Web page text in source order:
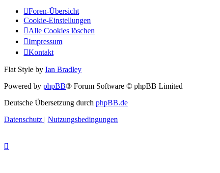
Foren-Übersicht
Cookie-Einstellungen
Alle Cookies löschen
Impressum
Kontakt
Flat Style by Ian Bradley
Powered by phpBB® Forum Software © phpBB Limited
Deutsche Übersetzung durch phpBB.de
Datenschutz | Nutzungsbedingungen